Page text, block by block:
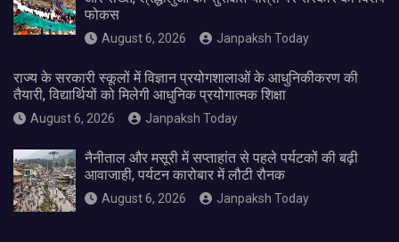
फोकस
August 6, 2026 Janpaksh Today
राज्य के सरकारी स्कूलों में विज्ञान प्रयोगशालाओं के आधुनिकीकरण की
तैयारी, विद्यार्थियों को मिलेगी आधुनिक प्रयोगात्मक शिक्षा
August 6, 2026 Janpaksh Today
नैनीताल और मसूरी में सप्ताहांत से पहले पर्यटकों की बढ़ी
आवाजाही, पर्यटन कारोबार में लौटी रौनक
August 6, 2026 Janpaksh Today